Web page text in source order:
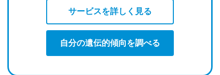
サービスを詳しく見る
自分の遺伝的傾向を調べる